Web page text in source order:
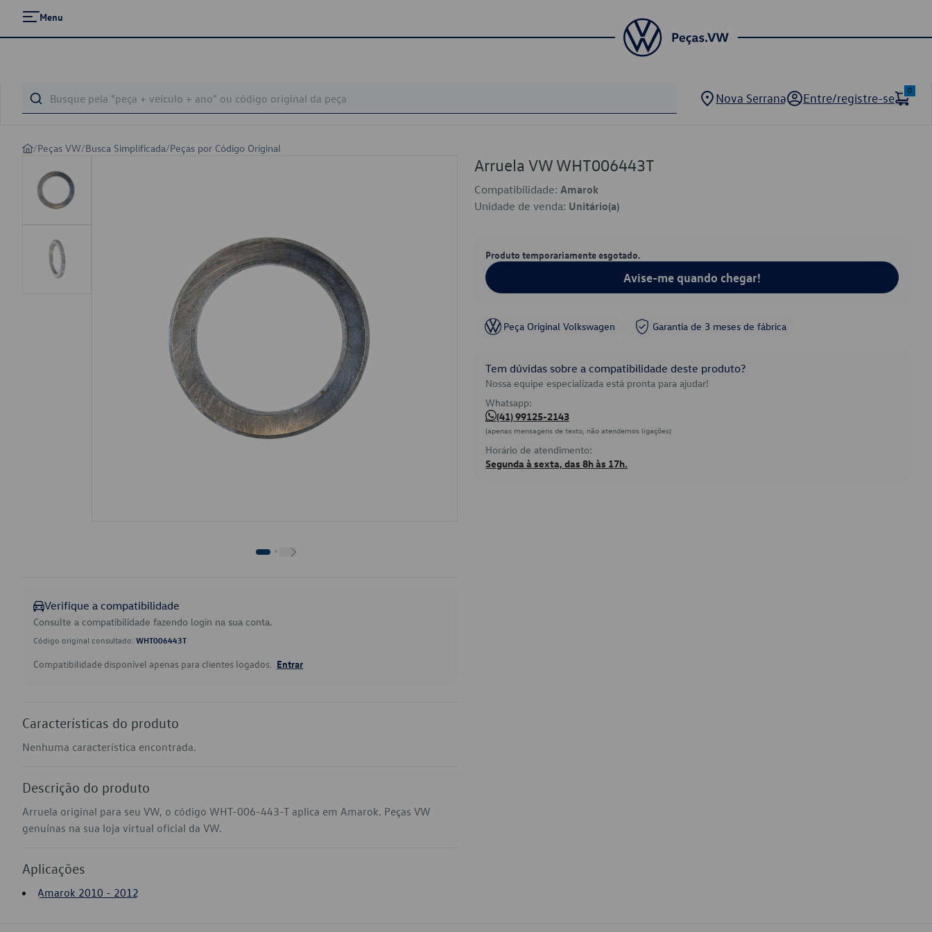
Menu
Nova Serrana Entre/registre-se
0
/Peças VW/Busca Simplificada/Peças por Código Original
Verifique a compatibilidade
Consulte a compatibilidade fazendo login na sua conta.
Código original consultado: WHT006443T
Compatibilidade disponível apenas para clientes logados. Entrar
Características do produto
Nenhuma característica encontrada.
Descrição do produto
Arruela original para seu VW, o código WHT-006-443-T aplica em Amarok. Peças VW
genuínas na sua loja virtual oficial da VW.
Aplicações
Amarok 2010 - 2012
Arruela VW WHT006443T
Compatibilidade: Amarok
Unidade de venda: Unitário(a)
Produto temporariamente esgotado.
Avise-me quando chegar!
Peça Original Volkswagen Garantia de 3 meses de fábrica
Tem dúvidas sobre a compatibilidade deste produto?
Nossa equipe especializada está pronta para ajudar!
Whatsapp:
(41) 99125-2143
(apenas mensagens de texto, não atendemos ligações)
Horário de atendimento:
Segunda à sexta, das 8h às 17h.